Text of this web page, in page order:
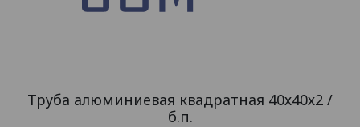
Труба алюминиевая квадратная 40х40х2 /
б.п.